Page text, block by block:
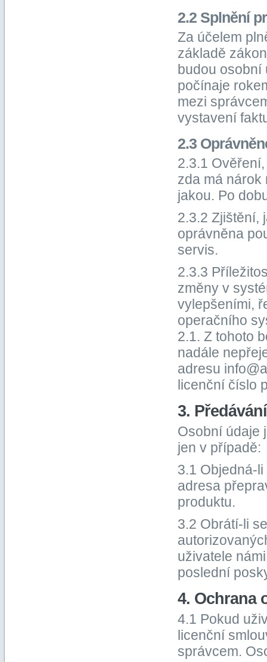
2.2 Splnění
Za účelem
základě
budou osobní
počínaje
mezi
vystavení
2.3
2.3.1
zda má nárok
jakou. Po
2.3.2 Zjištění,
oprávněna
servis.
2.3.3
změny v
vylepšeními,
operačního
2.1. Z tohoto
nadále
adresu
licenční číslo
3.
Osobní údaje
jen v případě:
3.1 Objedná-
adresa
produktu.
3.2 Obrátí-li
uživatele
poslední
4. Ochrana
4.1 Pokud
licenční
správcem.